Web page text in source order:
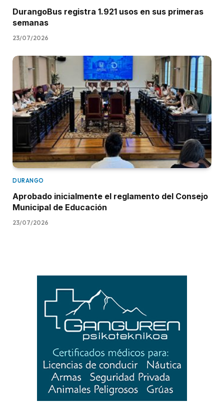
DurangoBus registra 1.921 usos en sus primeras
semanas
23/07/2026
DURANGO
Aprobado inicialmente el reglamento del Consejo
Municipal de Educación
23/07/2026